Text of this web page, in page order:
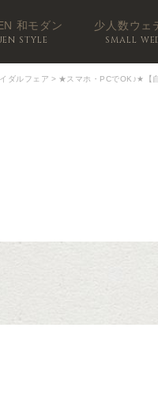
和モダン
STYLE
少人数ウェ
SMALL
ダルフェア > ★スマホ・PCでOK♪★【